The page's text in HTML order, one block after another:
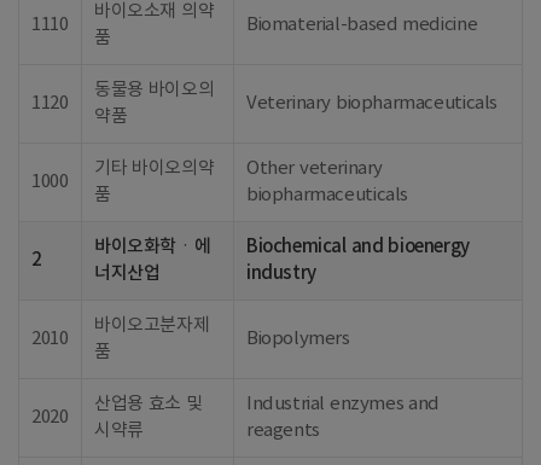
1110
바이오소재 의약
품
Biomaterial-based medicine
1120
동물용 바이오의
약품
Veterinary biopharmaceuticals
1000
기타 바이오의약
품
Other veterinary
biopharmaceuticals
2
바이오화학ㆍ에
너지산업
Biochemical and bioenergy
industry
2010
바이오고분자제
품
Biopolymers
2020
산업용 효소 및
시약류
Industrial enzymes and
reagents